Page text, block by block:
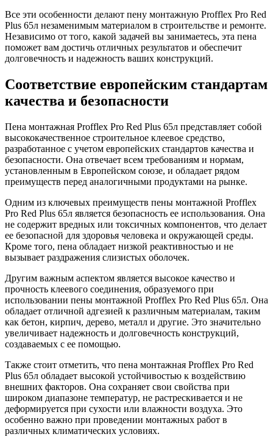
Все эти особенности делают пену монтажную Profflex Pro Red
Plus 65л незаменимым материалом в строительстве и ремонте.
Независимо от того, какой задачей вы занимаетесь, эта пена
поможет вам достичь отличных результатов и обеспечит
долговечность и надежность ваших конструкций.
Соответствие европейским стандартам
качества и безопасности
Пена монтажная Profflex Pro Red Plus 65л представляет собой
высококачественное строительное клеевое средство,
разработанное с учетом европейских стандартов качества и
безопасности. Она отвечает всем требованиям и нормам,
установленным в Европейском союзе, и обладает рядом
преимуществ перед аналогичными продуктами на рынке.
Одним из ключевых преимуществ пены монтажной Profflex
Pro Red Plus 65л является безопасность ее использования. Она
не содержит вредных или токсичных компонентов, что делает
ее безопасной для здоровья человека и окружающей среды.
Кроме того, пена обладает низкой реактивностью и не
вызывает раздражения слизистых оболочек.
Другим важным аспектом является высокое качество и
прочность клеевого соединения, образуемого при
использовании пены монтажной Profflex Pro Red Plus 65л. Она
обладает отличной адгезией к различным материалам, таким
как бетон, кирпич, дерево, металл и другие. Это значительно
увеличивает надежность и долговечность конструкций,
создаваемых с ее помощью.
Также стоит отметить, что пена монтажная Profflex Pro Red
Plus 65л обладает высокой устойчивостью к воздействию
внешних факторов. Она сохраняет свои свойства при
широком диапазоне температур, не растрескивается и не
деформируется при сухости или влажности воздуха. Это
особенно важно при проведении монтажных работ в
различных климатических условиях.